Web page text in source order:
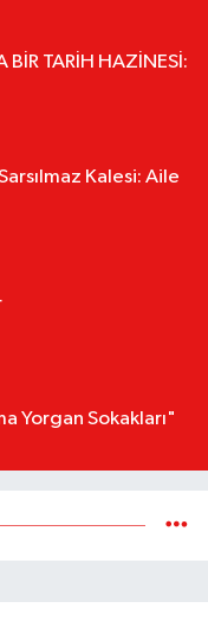
BİR TARİH HAZİNESİ:
Kalesi: Aile
Yorgan Sokakları"